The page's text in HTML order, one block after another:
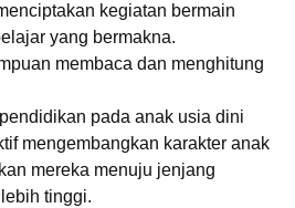
kegiatan bermain
yang bermakna.
membaca dan menghitung
pada anak usia dini
mengembangkan karakter anak
mereka menuju jenjang
tinggi.